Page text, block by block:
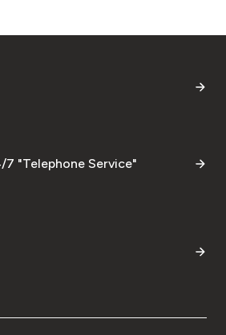
7 "Telephone Service"